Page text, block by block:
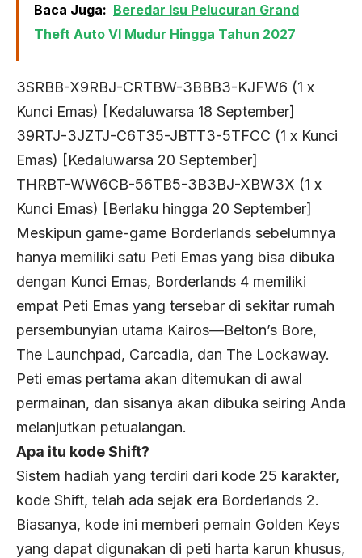
Baca Juga: Beredar Isu Pelucuran Grand
Theft Auto VI Mudur Hingga Tahun 2027
3SRBB-X9RBJ-CRTBW-3BBB3-KJFW6 (1 x
Kunci Emas) [Kedaluwarsa 18 September]
39RTJ-3JZTJ-C6T35-JBTT3-5TFCC (1 x Kunci
Emas) [Kedaluwarsa 20 September]
THRBT-WW6CB-56TB5-3B3BJ-XBW3X (1 x
Kunci Emas) [Berlaku hingga 20 September]
Meskipun game-game Borderlands sebelumnya
hanya memiliki satu Peti Emas yang bisa dibuka
dengan Kunci Emas, Borderlands 4 memiliki
empat Peti Emas yang tersebar di sekitar rumah
persembunyian utama Kairos—Belton’s Bore,
The Launchpad, Carcadia, dan The Lockaway.
Peti emas pertama akan ditemukan di awal
permainan, dan sisanya akan dibuka seiring Anda
melanjutkan petualangan.
Apa itu kode Shift?
Sistem hadiah yang terdiri dari kode 25 karakter,
kode Shift, telah ada sejak era Borderlands 2.
Biasanya, kode ini memberi pemain Golden Keys
yang dapat digunakan di peti harta karun khusus,